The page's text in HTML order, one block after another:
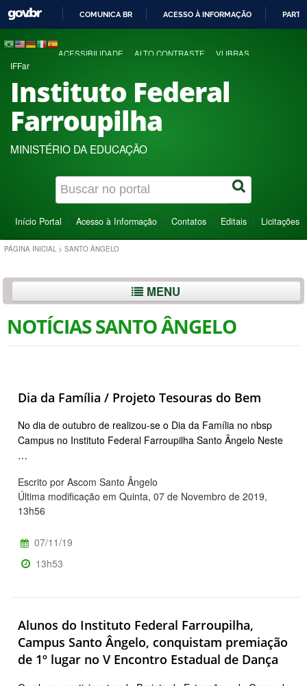
COMUNICA BR ACESSO À INFORMAÇÃO
ACESSIBILIDADE ALTO CONTRASTE VLIBRAS
IFFar
Instituto Federal
Farroupilha
MINISTÉRIO DA EDUCAÇÃO
Início Portal Acesso à Informação Contatos Editais Licitações
PÁGINA INICIAL > SANTO ÂNGELO
MENU
NOTÍCIAS SANTO ÂNGELO
Dia da Família / Projeto Tesouras do Bem
No dia de outubro de realizou-se o Dia da Família no nbsp
Campus no Instituto Federal Farroupilha Santo Ângelo Neste
…
Escrito por Ascom Santo Ângelo
Última modificação em Quinta, 07 de Novembro de 2019,
13h56
07/11/19
13h53
Alunos do Instituto Federal Farroupilha,
Campus Santo Ângelo, conquistam premiação
de 1º lugar no V Encontro Estadual de Dança